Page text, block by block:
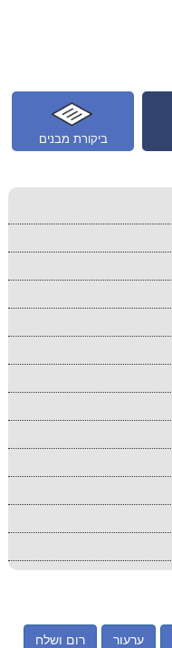
ביקורת מבנים
ערעור רום ושלח